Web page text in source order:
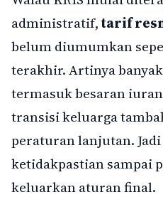
administratif,tarif
belum diumumkan
terakhir. Artinya
termasuk besaran
transisi keluarga
peraturan lanjutan.
ketidakpastian sampai
keluarkan aturan final.